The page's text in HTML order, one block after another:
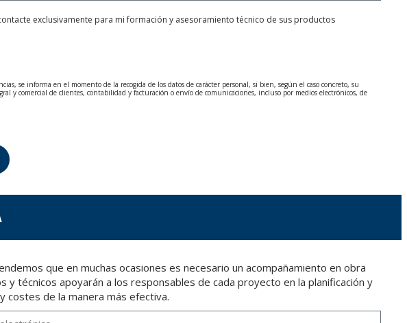
exclusivamente para mi formación y asesoramiento técnico de sus productos
se informa en el momento de la recogida de los datos de carácter personal, si bien, según el caso concreto, su
comercial de clientes, contabilidad y facturación o envío de comunicaciones, incluso por medios electrónicos, de
que obliga el Reglamento General de Protección de Datos (RGPD) de 27 de abril de 2016. Los datos quedarán
cifrados o encriptados. De modo que si VD, los envía será de su exclusiva responsabilidad.
arreglo a lo previsto en el Reglamento General de Protección de Datos (RGPD) de 27 de abril de 2016 enviando
Segador 13, 26006 | Logroño (La Rioja) o a través de la dirección de correo electrónico
que en muchas ocasiones es necesario un acompañamiento en obra
técnicos apoyarán a los responsables de cada proyecto en la planificación y
costes de la manera más efectiva.